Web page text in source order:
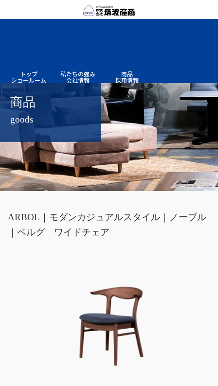
トップ 私たちの強み 商品
ショールーム 会社情報 採用情報
商品
goods
ARBOL｜モダンカジュアルスタイル｜ノーブル
｜ベルグ ワイドチェア